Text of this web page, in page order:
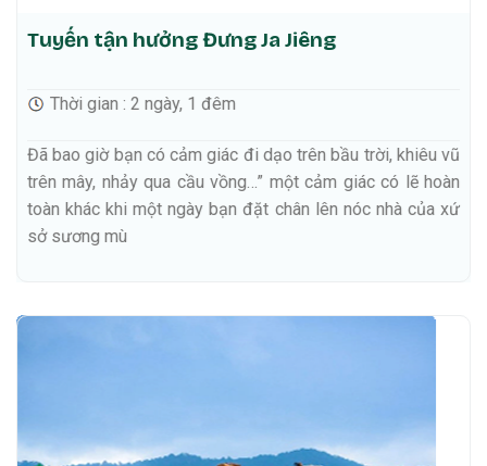
Tuyến tận hưởng Đưng Ja Jiêng
Thời gian : 2 ngày, 1 đêm
Đã bao giờ bạn có cảm giác đi dạo trên bầu trời, khiêu vũ
trên mây, nhảy qua cầu vồng…” một cảm giác có lẽ hoàn
toàn khác khi một ngày bạn đặt chân lên nóc nhà của xứ
sở sương mù